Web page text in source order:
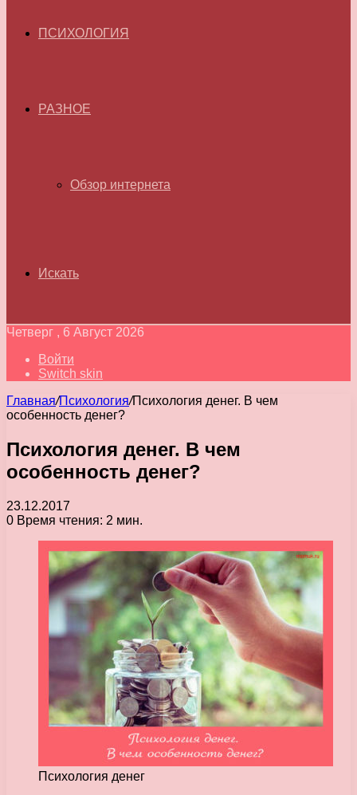
ПСИХОЛОГИЯ
РАЗНОЕ
Обзор интернета
Искать
Четверг , 6 Август 2026
Войти
Switch skin
Главная/Психология/Психология денег. В чем
особенность денег?
Психология денег. В чем
особенность денег?
23.12.2017
0 Время чтения: 2 мин.
Психология денег